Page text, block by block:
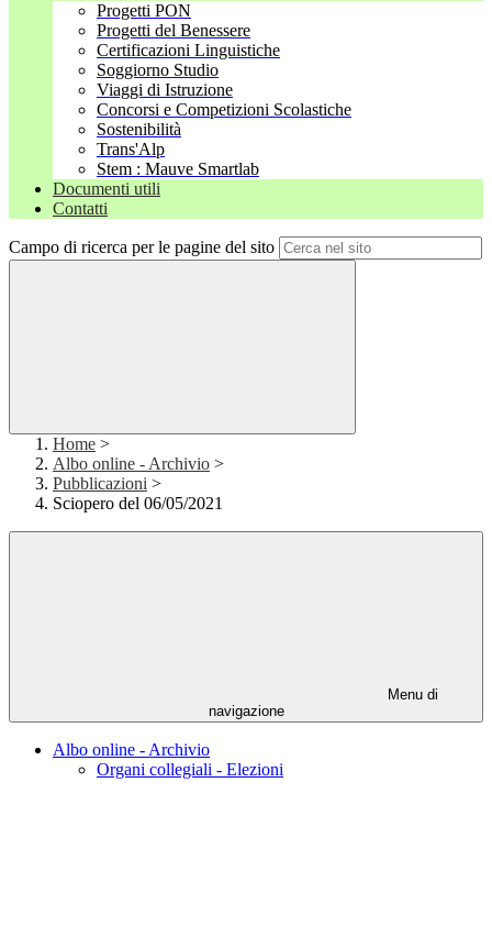
Progetti PON
Progetti del Benessere
Certificazioni Linguistiche
Soggiorno Studio
Viaggi di Istruzione
Concorsi e Competizioni Scolastiche
Sostenibilità
Trans'Alp
Stem : Mauve Smartlab
Documenti utili
Contatti
Campo di ricerca per le pagine del sito
Home >
Albo online - Archivio >
Pubblicazioni >
Sciopero del 06/05/2021
Menu di
navigazione
Albo online - Archivio
Organi collegiali - Elezioni